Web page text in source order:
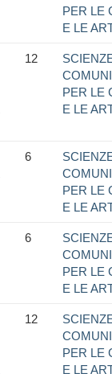
PER LE
E LE
12
PER LE
E LE
6
PER LE
E LE
6
PER LE
E LE
12
PER LE
E LE